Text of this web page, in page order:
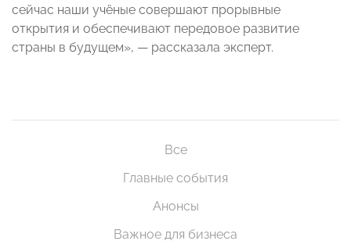
сейчас наши учёные совершают прорывные
открытия и обеспечивают передовое развитие
страны в будущем», — рассказала эксперт.
Все
Главные события
Анонсы
Важное для бизнеса